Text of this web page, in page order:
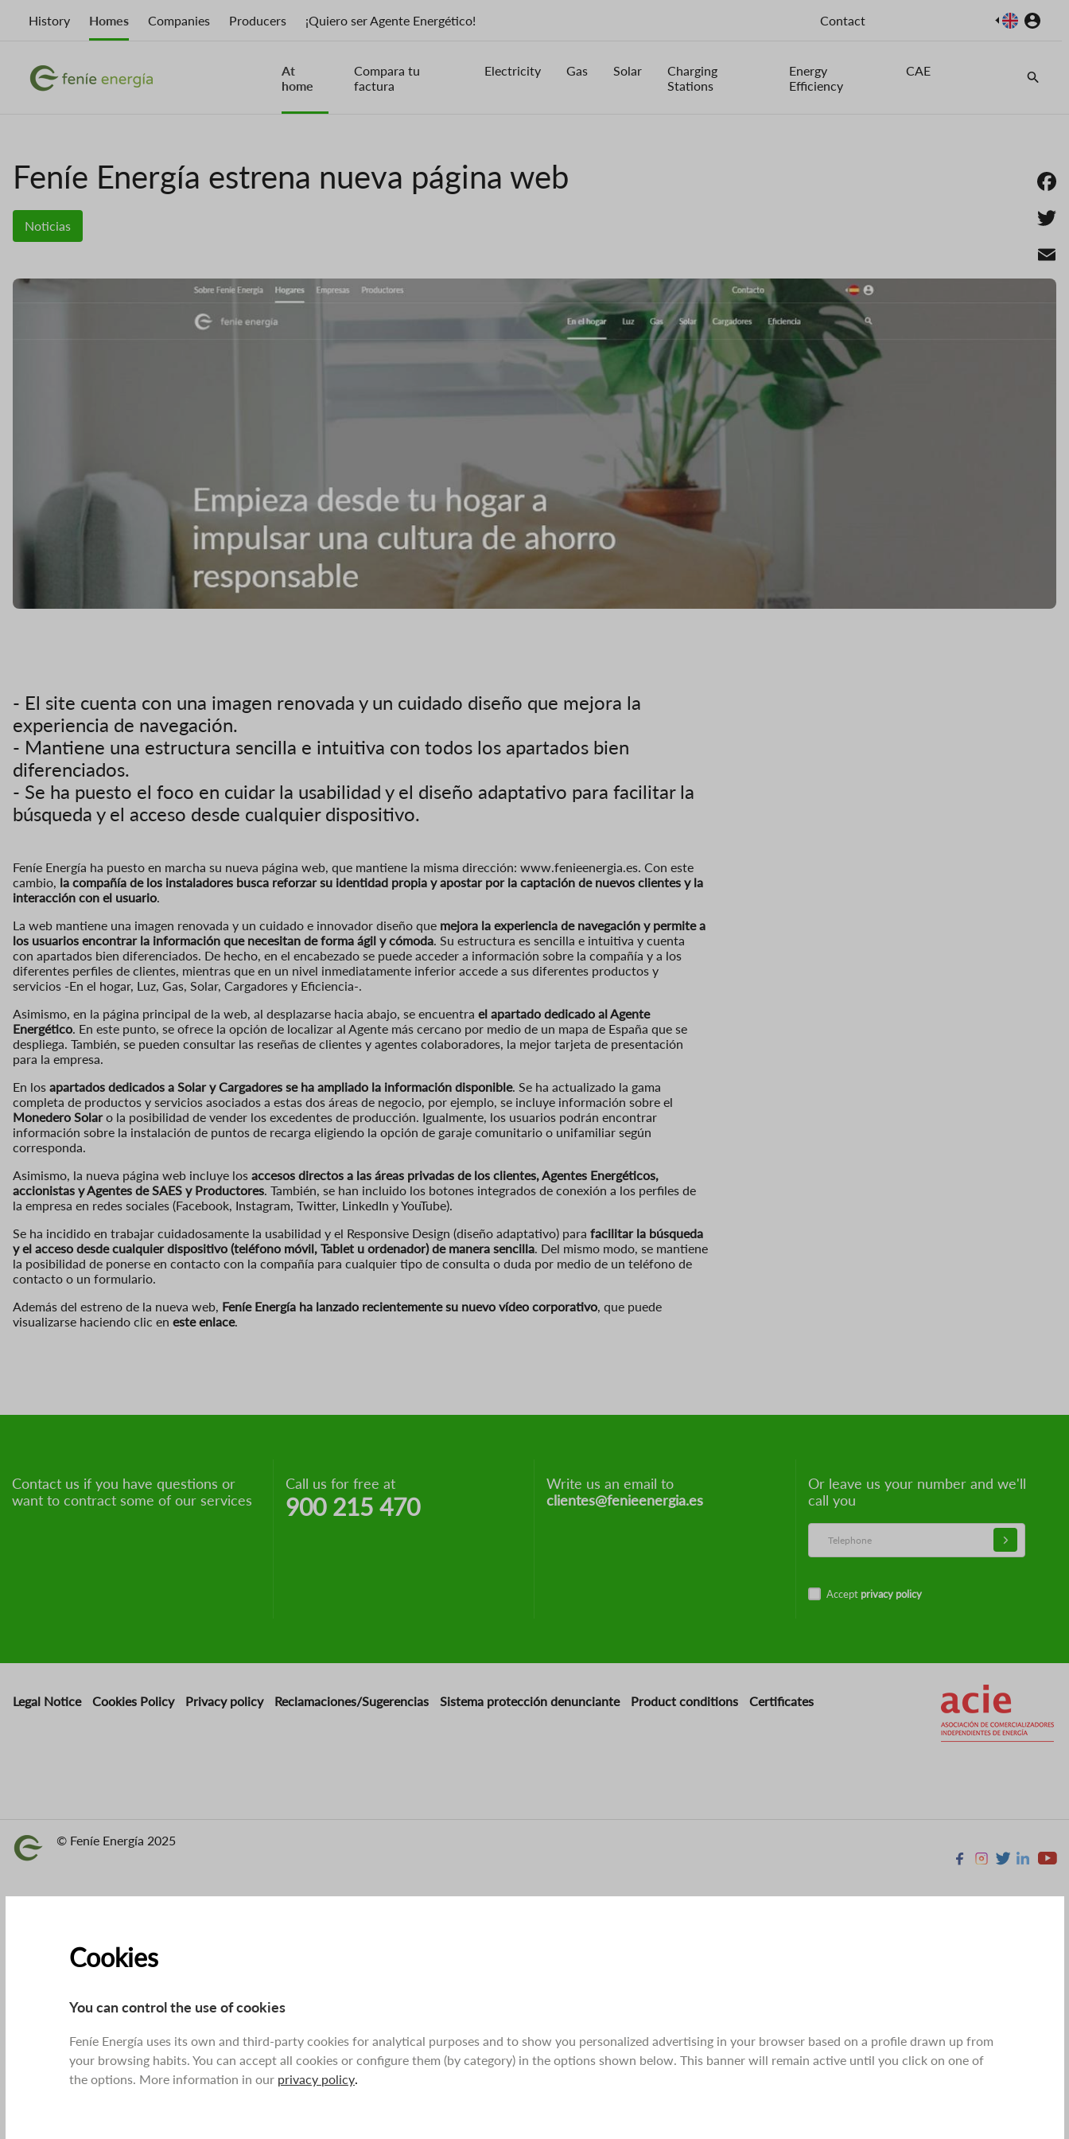
content
History Homes Companies Producers ¡Quiero ser Agente Energético! Contact Image
ImageImage
At
home
Compara tu
factura
Electricity Gas Solar
Charging
Stations
Energy
Efficiency
CAE
Feníe Energía estrena nueva página web
Noticias
- El site cuenta con una imagen renovada y un cuidado diseño que mejora la
experiencia de navegación.
- Mantiene una estructura sencilla e intuitiva con todos los apartados bien
diferenciados.
- Se ha puesto el foco en cuidar la usabilidad y el diseño adaptativo para facilitar la
búsqueda y el acceso desde cualquier dispositivo.
Feníe Energía ha puesto en marcha su nueva página web, que mantiene la misma dirección: www.fenieenergia.es. Con este
cambio, la compañía de los instaladores busca reforzar su identidad propia y apostar por la captación de nuevos clientes y la
interacción con el usuario.
La web mantiene una imagen renovada y un cuidado e innovador diseño que mejora la experiencia de navegación y permite a
los usuarios encontrar la información que necesitan de forma ágil y cómoda. Su estructura es sencilla e intuitiva y cuenta
con apartados bien diferenciados. De hecho, en el encabezado se puede acceder a información sobre la compañía y a los
diferentes perfiles de clientes, mientras que en un nivel inmediatamente inferior accede a sus diferentes productos y
servicios -En el hogar, Luz, Gas, Solar, Cargadores y Eficiencia-.
Asimismo, en la página principal de la web, al desplazarse hacia abajo, se encuentra el apartado dedicado al Agente
Energético. En este punto, se ofrece la opción de localizar al Agente más cercano por medio de un mapa de España que se
despliega. También, se pueden consultar las reseñas de clientes y agentes colaboradores, la mejor tarjeta de presentación
para la empresa.
En los apartados dedicados a Solar y Cargadores se ha ampliado la información disponible. Se ha actualizado la gama
completa de productos y servicios asociados a estas dos áreas de negocio, por ejemplo, se incluye información sobre el
Monedero Solaro la posibilidad de vender los excedentes de producción. Igualmente, los usuarios podrán encontrar
información sobre la instalación de puntos de recarga eligiendo la opción de garaje comunitario o unifamiliar según
corresponda.
Asimismo, la nueva página web incluye los accesos directos a las áreas privadas de los clientes, Agentes Energéticos,
accionistas y Agentes de SAES y Productores. También, se han incluido los botones integrados de conexión a los perfiles de
la empresa en redes sociales (Facebook, Instagram, Twitter, LinkedIn y YouTube).
Se ha incidido en trabajar cuidadosamente la usabilidad y el Responsive Design (diseño adaptativo) para facilitar la búsqueda
y el acceso desde cualquier dispositivo (teléfono móvil, Tablet u ordenador) de manera sencilla. Del mismo modo, se mantiene
la posibilidad de ponerse en contacto con la compañía para cualquier tipo de consulta o duda por medio de un teléfono de
contacto o un formulario.
Además del estreno de la nueva web, Feníe Energía ha lanzado recientemente su nuevo vídeo corporativo, que puede
visualizarse haciendo clic en este enlace.
Contact us if you have questions or
want to contract some of our services
Call us for free at
900 215 470
Write us an email to
clientes@fenieenergia.es
Or leave us your number and we'll
call you
Accept privacy policy
Legal Notice Cookies Policy Privacy policy Reclamaciones/Sugerencias Sistema protección denunciante Product conditions Certificates
Image
© Feníe Energía 2025
Facebook
Instagram
X Linkedin
Cookies
You can control the use of cookies
Feníe Energía uses its own and third-party cookies for analytical purposes and to show you personalized advertising in your browser based on a profile drawn up from
your browsing habits. You can accept all cookies or configure them (by category) in the options shown below. This banner will remain active until you click on one of
the options. More information in our privacy policy.